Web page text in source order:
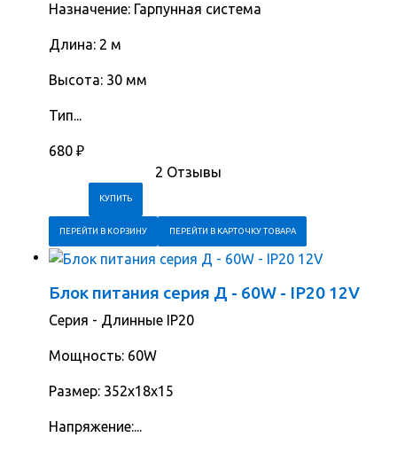
Назначение: Гарпунная система
Длина: 2 м
Высота: 30 мм
Тип...
680 ₽
2 Отзывы
ПЕРЕЙТИ В КОРЗИНУ ПЕРЕЙТИ В КАРТОЧКУ ТОВАРА
Блок питания серия Д - 60W - IP20 12V
Серия - Длинные IP20
Мощность: 60W
Размер: 352х18х15
Напряжение:...